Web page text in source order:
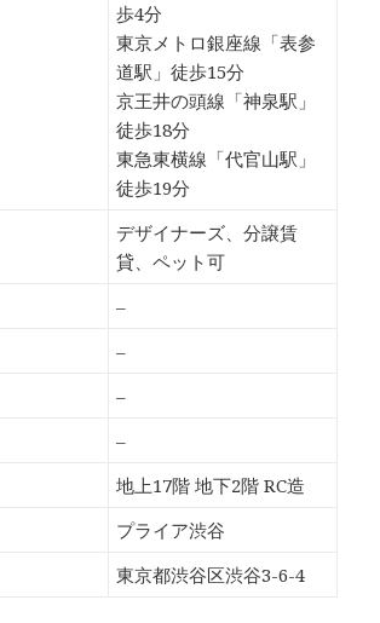
歩4分
東京メトロ銀座線「表参
道駅」徒歩15分
京王井の頭線「神泉駅」
徒歩18分
東急東横線「代官山駅」
徒歩19分
デザイナーズ、分譲賃
貸、ペット可
–
–
–
–
地上17階 地下2階 RC造
プライア渋谷
東京都渋谷区渋谷3-6-4